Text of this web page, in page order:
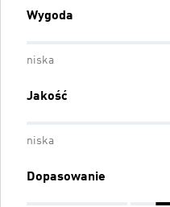
Wygoda
niska
Jakość
niska
Dopasowanie